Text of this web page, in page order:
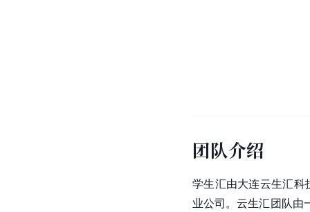
团队介绍
学生汇由大连云生汇
业公司。云生汇团队由